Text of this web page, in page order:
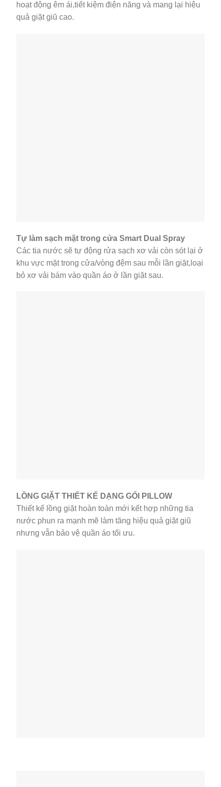
hoạt động êm ái,tiết kiệm điện năng và mang lại hiệu
quả giặt giũ cao.
Tự làm sạch mặt trong cửa Smart Dual Spray
Các tia nước sẽ tự động rửa sạch xơ vải còn sót lại ở
khu vực mặt trong cửa/vòng đệm sau mỗi lần giặt,loại
bỏ xơ vải bám vào quần áo ở lần giặt sau.
LỒNG GIẶT THIẾT KẾ DẠNG GỐI PILLOW
Thiết kế lồng giặt hoàn toàn mới kết hợp những tia
nước phun ra mạnh mẽ làm tăng hiệu quả giặt giũ
nhưng vẫn bảo vệ quần áo tối ưu.